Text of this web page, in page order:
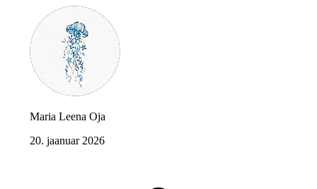
Maria Leena Oja
20. jaanuar 2026